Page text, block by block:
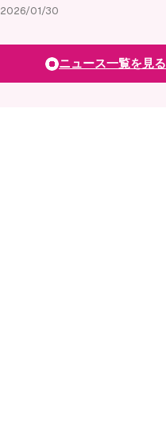
2026/01/30
ニュース一覧を見る